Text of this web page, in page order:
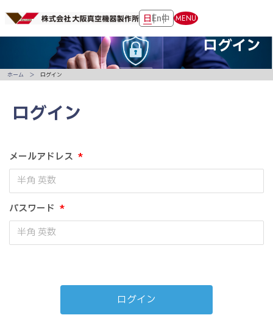
日En中 MENU
ログイン
ログイン
メールアドレス *
パスワード *
ホーム ログイン